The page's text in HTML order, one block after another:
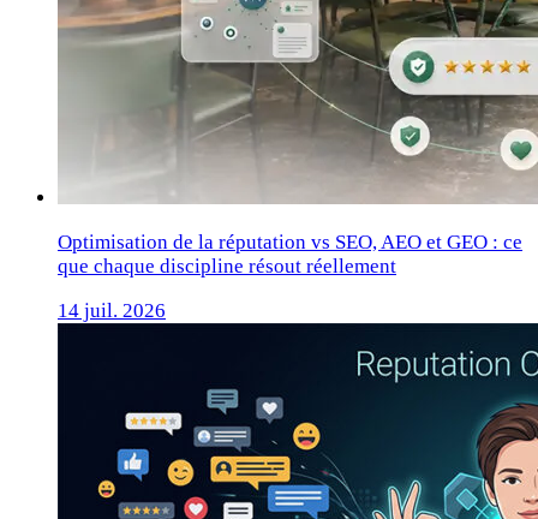
Optimisation de la réputation vs SEO, AEO et GEO : ce
que chaque discipline résout réellement
14 juil. 2026